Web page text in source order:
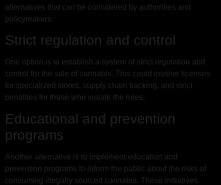
alternatives that can be considered by authorities and
policymakers.
Strict regulation and control
One option is to establish a system of strict regulation and
control for the sale of cannabis. This could involve licenses
for specialized stores, supply chain tracking, and strict
penalties for those who violate the rules.
Educational and prevention
programs
Another alternative is to implement education and
prevention programs to inform the public about the risks of
consuming illegally sourced cannabis. These initiatives